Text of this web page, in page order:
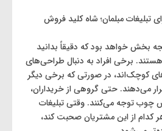
مبلمان؛ شاه‌ کلید فروش
بخش خواهد بود که دقیقاً بدانید
برخی افراد به دنبال طراحی‌های
کوچک‌اند، در صورتی که برخی دیگر
می‌دهند. حتی گروهی از خریداران،
چوب توجه می‌کنند. وقتی تبلیغات
کدام از این مشتریان صحبت کند،